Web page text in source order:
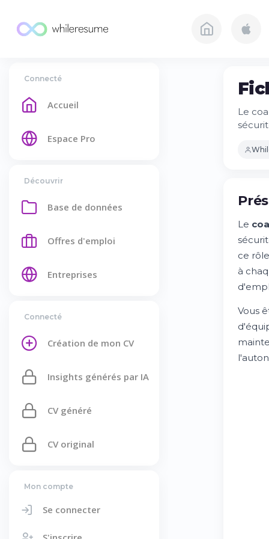
Connecté
Accueil
Espace Pro
Découvrir
Base de données
Offres d'emploi
Entreprises
Connecté
Création de mon CV
Insights générés par IA
CV généré
CV original
Mon compte
Se connecter
Le
Le
ce
à
Vous